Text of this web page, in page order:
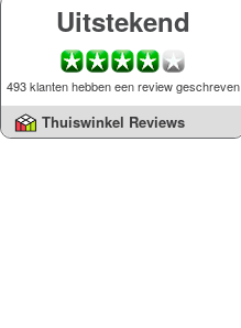
Uitstekend
493 klanten hebben een review geschreven
Thuiswinkel Reviews